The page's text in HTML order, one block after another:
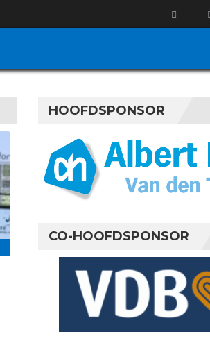
HOOFDSPONSOR
CO-HOOFDSPONSOR